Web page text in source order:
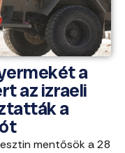
a
az izraeli
a
mentősök a 28